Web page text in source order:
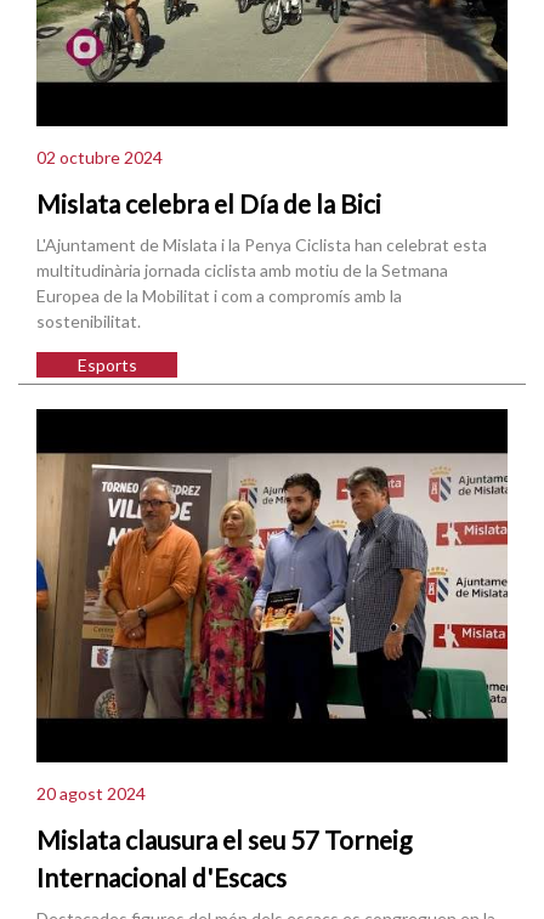
02 octubre 2024
Mislata celebra el Día de la Bici
L'Ajuntament de Mislata i la Penya Ciclista han celebrat esta
multitudinària jornada ciclista amb motiu de la Setmana
Europea de la Mobilitat i com a compromís amb la
sostenibilitat.
Esports
20 agost 2024
Mislata clausura el seu 57 Torneig
Internacional d'Escacs